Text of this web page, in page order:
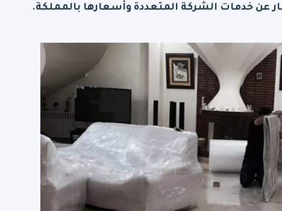
عن خدمات الشركة المتعددة وأسعارها بالمملكة.